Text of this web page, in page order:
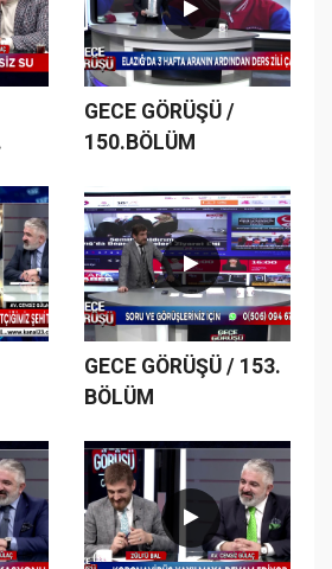
GECE GÖRÜŞÜ /
150.BÖLÜM
GECE GÖRÜŞÜ / 153.
BÖLÜM